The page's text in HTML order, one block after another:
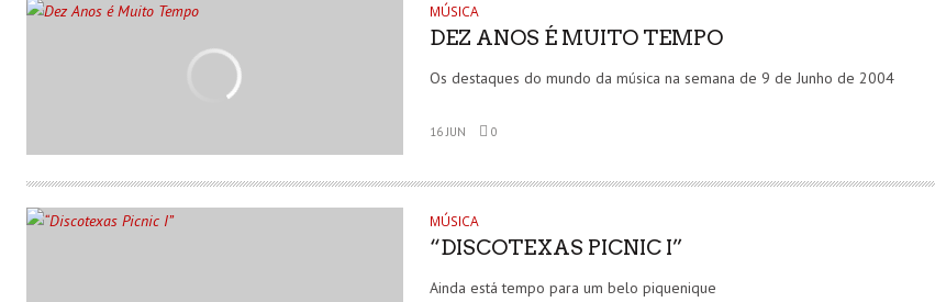
MÚSICA
DEZ ANOS É MUITO TEMPO
Os destaques do mundo da música na semana de 9 de Junho de 2004
16 JUN 0
MÚSICA
“DISCOTEXAS PICNIC I”
Ainda está tempo para um belo piquenique